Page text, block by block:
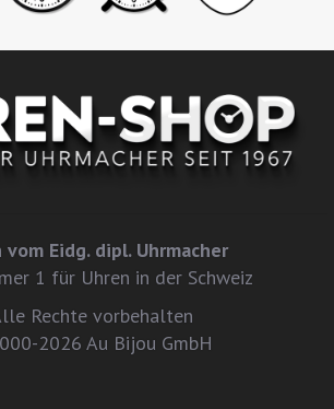
vom Eidg. dipl. Uhrmacher
1 für Uhren in der Schweiz
Rechte vorbehalten
2026 Au Bijou GmbH